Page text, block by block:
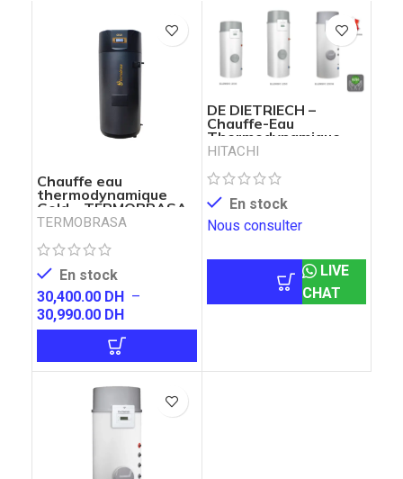
Chauffe eau
thermodynamique
Gold – TERMOBRASA
TERMOBRASA
En stock
30,400.00 DH –
30,990.00 DH
DE DIETRIECH –
Chauffe-Eau
Thermodynamique
ELENSIO
HITACHI
En stock
Nous consulter
LIVE
CHAT